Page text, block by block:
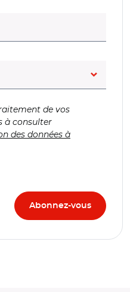
obligatoire)
de vos
à consulter
des données à